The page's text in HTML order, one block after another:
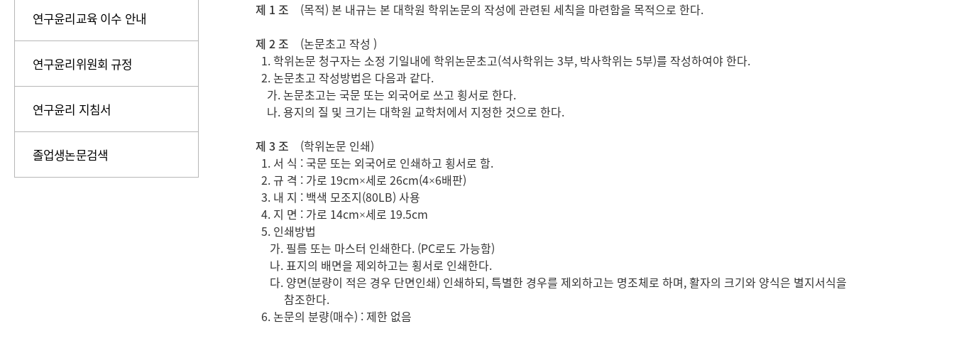
연구윤리교육 이수 안내
연구윤리위원회 규정
연구윤리 지침서
졸업생논문검색
제 1 조 (목적) 본 내규는 본 대학원 학위논문의 작성에 관련된 세칙을 마련함을 목적으로 한다.
제 2 조 (논문초고 작성 )
1. 학위논문 청구자는 소정 기일내에 학위논문초고(석사학위는 3부, 박사학위는 5부)를 작성하여야 한다.
2. 논문초고 작성방법은 다음과 같다.
가. 논문초고는 국문 또는 외국어로 쓰고 횡서로 한다.
나. 용지의 질 및 크기는 대학원 교학처에서 지정한 것으로 한다.
제 3 조 (학위논문 인쇄)
1. 서 식 : 국문 또는 외국어로 인쇄하고 횡서로 함.
2. 규 격 : 가로 19cm×세로 26cm(4×6배판)
3. 내 지 : 백색 모조지(80LB) 사용
4. 지 면 : 가로 14cm×세로 19.5cm
5. 인쇄방법
가. 필름 또는 마스터 인쇄한다. (PC로도 가능함)
나. 표지의 배면을 제외하고는 횡서로 인쇄한다.
다. 양면(분량이 적은 경우 단면인쇄) 인쇄하되, 특별한 경우를 제외하고는 명조체로 하며, 활자의 크기와 양식은 별지서식을
참조한다.
6. 논문의 분량(매수) : 제한 없음